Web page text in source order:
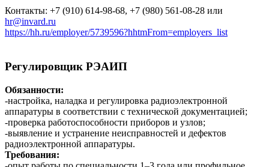
Контакты: +7 (910) 614-98-68, +7 (980) 561-08-28 или
hr@invard.ru
https://hh.ru/employer/5739596?hhtmFrom=employers_list
Регулировщик РЭАИП
Обязанности:
-настройка, наладка и регулировка радиоэлектронной
аппаратуры в соответствии с технической документацией;
-проверка работоспособности приборов и узлов;
-выявление и устранение неисправностей и дефектов
радиоэлектронной аппаратуры.
Требования: